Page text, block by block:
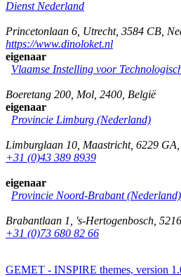
Dienst Nederland
Princetonlaan 6 Utrecht, 3584 CB
https://www.dinoloket.nl
eigenaar
Vlaamse Instelling voor
Boeretang 200 Mol 2400 België
eigenaar
Provincie Limburg (Nederland)
Limburglaan 10 Maastricht, 6229 GA
+31 (0)43 389 8939
eigenaar
Provincie Noord-Brabant (Nederland)
Brabantlaan 1 's-Hertogenbosch
+31 (0)73 680 82 66
GEMET - INSPIRE themes, version